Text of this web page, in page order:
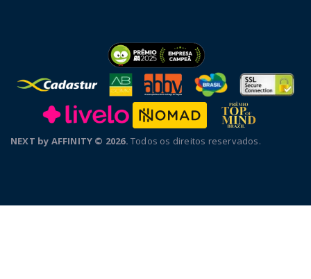
NEXT by AFFINITY © 2026. Todos os direitos reservados.